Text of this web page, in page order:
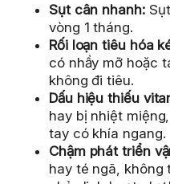
Sụt cân nhanh:
vòng 1 tháng.
Rối loạn tiêu hóa
có nhầy mỡ hoặc
không đi tiêu.
Dấu hiệu thiếu
hay bị nhiệt
tay có khía ngang.
Chậm phát triển
hay té ngã, không